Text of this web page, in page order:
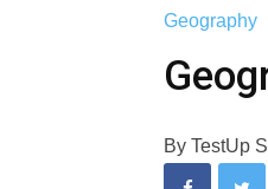
Geography
By TestUp